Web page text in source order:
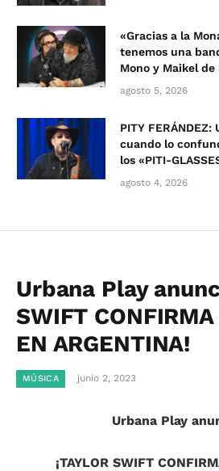
«Gracias a la
tenemos una
Mono y Maikel de
agosto 5, 2026
PITY
cuando lo
los «PITI-
agosto 4, 2026
Urbana Play
SWIFT CONFIRMA
EN ARGENTINA!
MÚSICA junio 2, 2023
Urbana Play
¡TAYLOR SWIFT